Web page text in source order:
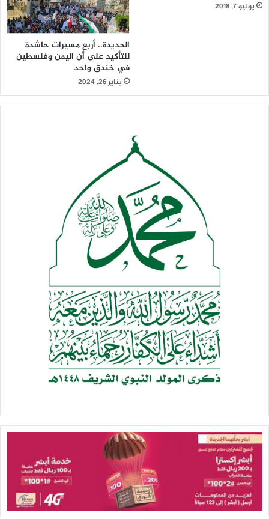
يونيو 7, 2018
الحديدة.. أربع مسيرات حاشدة
للتأكيد على أن اليمن وفلسطين
في خندق واحد
يناير 26, 2024